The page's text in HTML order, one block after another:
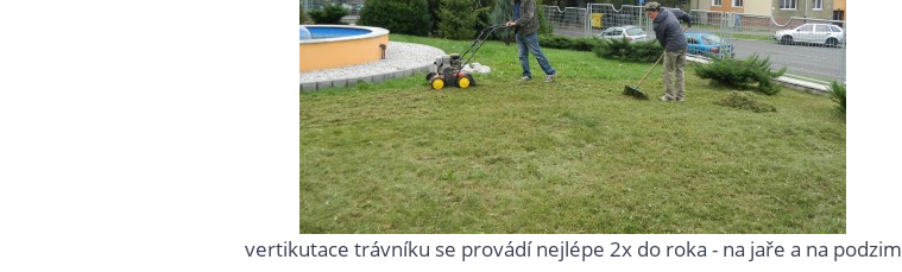
vertikutace trávníku se provádí nejlépe 2x do roka - na jaře a na podzim